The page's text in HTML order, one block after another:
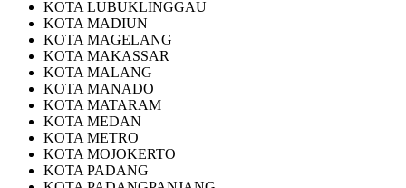
KOTA LUBUKLINGGAU
KOTA MADIUN
KOTA MAGELANG
KOTA MAKASSAR
KOTA MALANG
KOTA MANADO
KOTA MATARAM
KOTA MEDAN
KOTA METRO
KOTA MOJOKERTO
KOTA PADANG